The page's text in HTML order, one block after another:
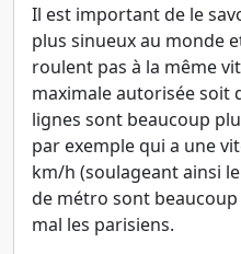
Il est important de le
plus sinueux au monde
roulent pas à la même
maximale autorisée soit
lignes sont beaucoup
par exemple qui a une
km/h (soulageant ainsi
de métro sont
mal les parisiens.